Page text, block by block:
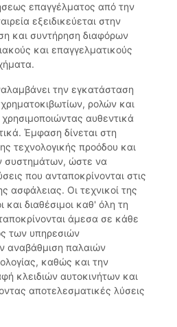
επαγγέλματος από την
εξειδικεύεται στην
και συντήρηση διαφόρων
και επαγγελματικούς
την εγκατάσταση
ρολών και
αυθεντικά
Έμφαση δίνεται στη
τεχνολογικής προόδου και
συστημάτων, ώστε να
που ανταποκρίνονται στις
ασφάλειας. Οι τεχνικοί της
και διαθέσιμοι καθ' όλη τη
άμεσα σε κάθε
των υπηρεσιών
αναβάθμιση παλαιών
καθώς και την
κλειδιών αυτοκινήτων και
αποτελεσματικές λύσεις